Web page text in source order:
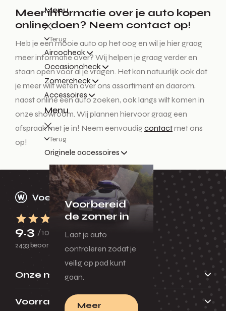
Menu
Terug
Aircocheck
Occasioncheck
Zomercheck
Accessoires
Menu
Terug
Originele accessoires
Voorbereid
de zomer in
Laat je auto
controleren zodat je
veilig op pad kunt
gaan.
Meer
Meer informatie over je auto kopen
online doen? Neem contact op!
Heb je een mooie auto op het oog en wil je hier graag
meer informatie over? Wij helpen je graag verder en
staan open voor al je vragen. Het kan natuurlijk ook dat
je meer wilt weten over ons assortiment en daarom,
naast online een auto zoeken, ook langs wilt komen in
onze showroom. Wij plannen hiervoor graag een
afspraak met je in! Neem eenvoudigcontactmet ons
op!
9.3 /10
2433 beoordelingen
Onze merken
Voorraad